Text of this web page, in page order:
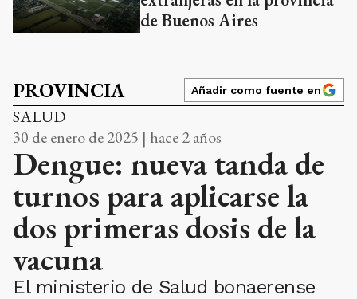
de Buenos Aires
PROVINCIA Añadir como fuente en
SALUD
30 de enero de 2025 | hace 2 años
Dengue: nueva tanda de
turnos para aplicarse la
dos primeras dosis de la
vacuna
El ministerio de Salud bonaerense